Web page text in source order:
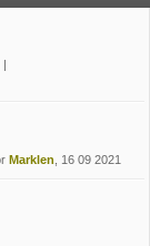
Marklen , 16 09 2021